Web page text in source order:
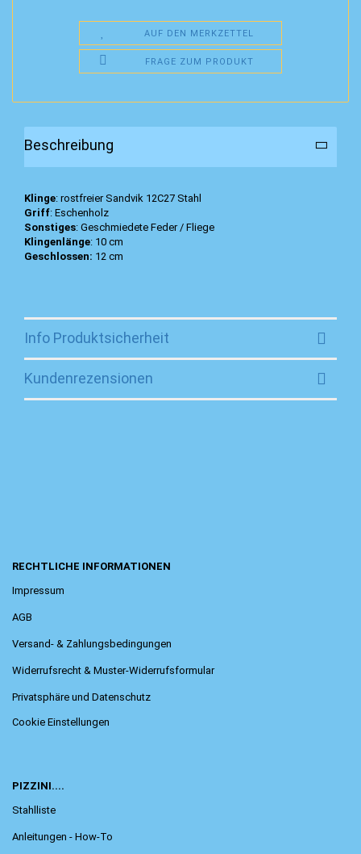
AUF DEN MERKZETTEL
FRAGE ZUM PRODUKT
Beschreibung
Klinge: rostfreier Sandvik 12C27 Stahl
Griff: Eschenholz
Sonstiges: Geschmiedete Feder / Fliege
Klingenlänge: 10 cm
Geschlossen: 12 cm
Info Produktsicherheit
Kundenrezensionen
RECHTLICHE INFORMATIONEN
Impressum
AGB
Versand- & Zahlungsbedingungen
Widerrufsrecht & Muster-Widerrufsformular
Privatsphäre und Datenschutz
Cookie Einstellungen
PIZZINI....
Stahlliste
Anleitungen - How-To